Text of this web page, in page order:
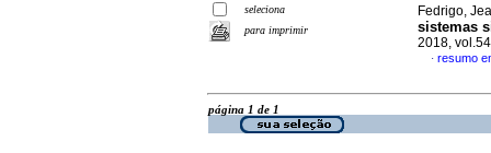
seleciona
para imprimir
Fedrigo,
sistemas
2018,
· resumo
página 1 de 1